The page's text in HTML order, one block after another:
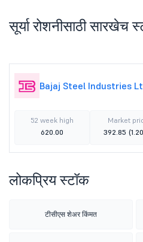
सूर्या रोशनीसाठी सारखेच
Bajaj Steel Industries
52 week high
620.00
Market
392.85
लोकप्रिय स्टॉक
टीसीएस शेअर किंमत